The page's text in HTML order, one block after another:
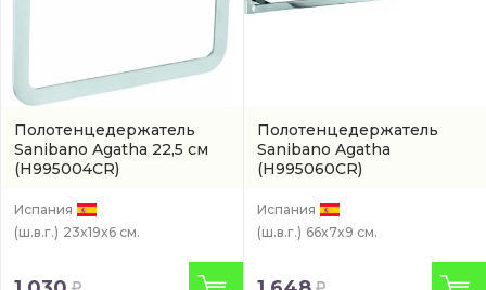
Полотенцедержатель
Sanibano Agatha 22,5 см
(H995004CR)
Испания
(ш.в.г.) 23x19x6 см.
Полотенцедержатель
Sanibano Agatha
(H995060CR)
Испания
(ш.в.г.) 66x7x9 см.